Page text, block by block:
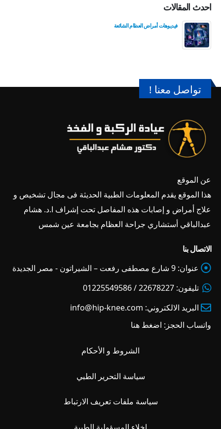
احدث المقالات
فيديوهات أمراض العظام الشائعة
تواصل معنا !
عن الموقع
هذا الموقع يقدم المعلومات الطبية الحديثة فى مجال تشخيص و
علاج أمراض و إصابات هذه المفاصل تحت إشراف ا.د. هشام
عبدالباقي أستشاري جراحة العظام بجامعة عين شمس
الاتصال بنا
عنوان: 9 شارع مصطفى رفعت – الشيراتون - مصر الجديدة
تليفون: 22678227 / 01225549586
البريد الالكتروني: info@hip-knee.com
واتساب الحجز: اضغط هنا
الشروط و الأحكام
سياسة التحرير الطبي
سياسة ملفات تعريف الارتباط
إخلاء المسؤولية الطبية